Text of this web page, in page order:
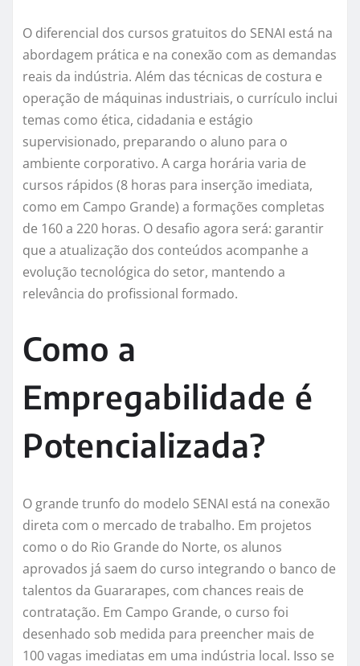
O diferencial dos cursos gratuitos do SENAI está na
abordagem prática e na conexão com as demandas
reais da indústria. Além das técnicas de costura e
operação de máquinas industriais, o currículo inclui
temas como ética, cidadania e estágio
supervisionado, preparando o aluno para o
ambiente corporativo. A carga horária varia de
cursos rápidos (8 horas para inserção imediata,
como em Campo Grande) a formações completas
de 160 a 220 horas. O desafio agora será: garantir
que a atualização dos conteúdos acompanhe a
evolução tecnológica do setor, mantendo a
relevância do profissional formado.
Como a
Empregabilidade é
Potencializada?
O grande trunfo do modelo SENAI está na conexão
direta com o mercado de trabalho. Em projetos
como o do Rio Grande do Norte, os alunos
aprovados já saem do curso integrando o banco de
talentos da Guararapes, com chances reais de
contratação. Em Campo Grande, o curso foi
desenhado sob medida para preencher mais de
100 vagas imediatas em uma indústria local. Isso se